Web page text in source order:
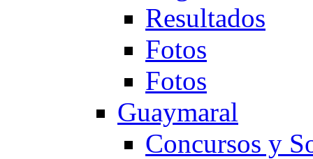
Resultados
Fotos
Fotos
Guaymaral
Concursos y